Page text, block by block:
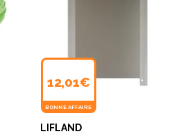
12,01€
BONNE AFFAIRE
LIFLAND